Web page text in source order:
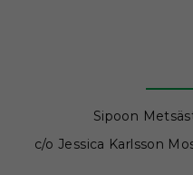
Sipoon
c/o Jessica Karlsson